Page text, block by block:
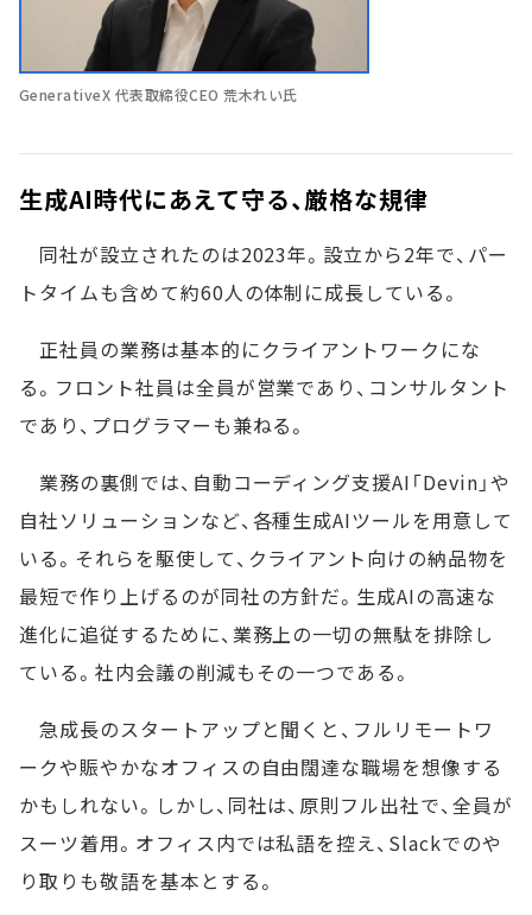
GenerativeX 代表取締役CEO 荒木れい氏
生成AI時代にあえて守る、厳格な規律
同社が設立されたのは2023年。設立から2年で、パー
トタイムも含めて約60人の体制に成長している。
正社員の業務は基本的にクライアントワークにな
る。フロント社員は全員が営業であり、コンサルタント
であり、プログラマーも兼ねる。
業務の裏側では、自動コーディング支援AI「Devin」や
自社ソリューションなど、各種生成AIツールを用意して
いる。それらを駆使して、クライアント向けの納品物を
最短で作り上げるのが同社の方針だ。生成AIの高速な
進化に追従するために、業務上の一切の無駄を排除し
ている。社内会議の削減もその一つである。
急成長のスタートアップと聞くと、フルリモートワ
ークや賑やかなオフィスの自由闊達な職場を想像する
かもしれない。しかし、同社は、原則フル出社で、全員が
スーツ着用。オフィス内では私語を控え、Slackでのや
り取りも敬語を基本とする。